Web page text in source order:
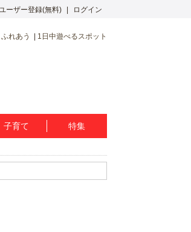
ーザー登録(無料) ログイン
れあう 1日中遊べるスポット
子育て 特集